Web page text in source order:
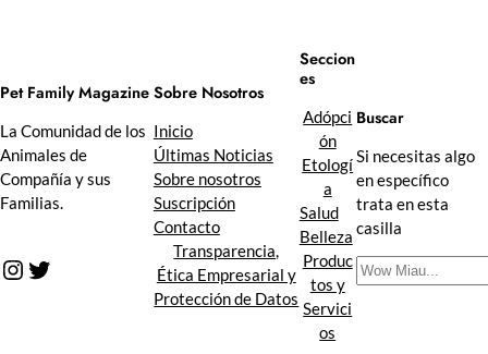
Pet Family Magazine
La Comunidad de los
Animales de
Compañía y sus
Familias.
Instagram Twitter
Sobre Nosotros
Inicio
Últimas Noticias
Sobre nosotros
Suscripción
Contacto
Transparencia,
Ética Empresarial y
Protección de Datos
Seccion
es
Adópci
ón
Etologí
a
Salud
Belleza
Produc
tos y
Servici
os
Buscar
Si necesitas algo
en específico
trata en esta
casilla
B
u